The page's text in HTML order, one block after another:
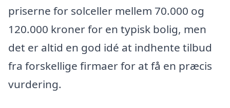
priserne for solceller mellem 70.000 og
120.000 kroner for en typisk bolig, men
det er altid en god idé at indhente tilbud
fra forskellige firmaer for at få en præcis
vurdering.